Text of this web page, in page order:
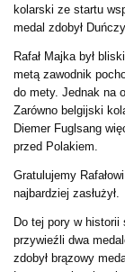
kolarski ze startu
medal zdobył
Rafał Majka był
metą zawodnik
do mety. Jednak na
Zarówno belgijski
Diemer Fuglsang
przed Polakiem.
Gratulujemy
najbardziej zasłużył.
Do tej pory w
przywieźli dwa
zdobył brązowy